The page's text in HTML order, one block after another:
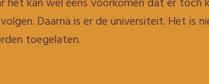
Daarna is er de universiteit. Het is
toegelaten.